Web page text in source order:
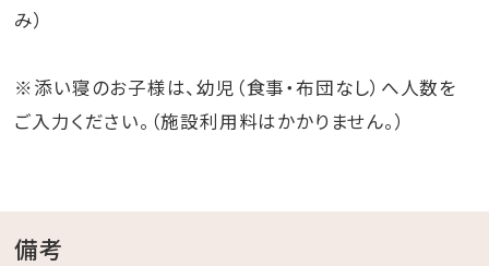
み）
※添い寝のお子様は、幼児（食事・布団なし）へ人数を
ご入力ください。（施設利用料はかかりません。）
備考